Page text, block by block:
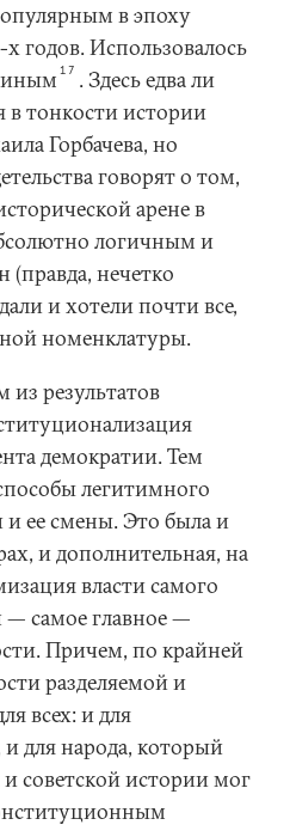
в эпоху
годов. Использовалось
17 . Здесь едва ли
в тонкости истории
Горбачева, но
говорят о том,
арене в
логичным и
нечетко
и хотели почти все,
номенклатуры.
из результатов
демократии. Тем
легитимного
ее смены. Это была и
и дополнительная, на
власти самого
— самое главное —
Причем, по крайней
разделяемой и
всех: и для
для народа, который
советской истории мог